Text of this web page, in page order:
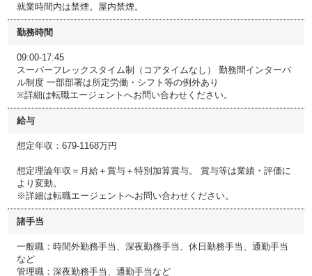
就業時間内は禁煙。屋内禁煙。
勤務時間
09:00-17:45
スーパーフレックスタイム制（コアタイムなし） 勤務間インターバ
ル制度 一部部署は所定労働・シフト等の例外あり
※詳細は転職エージェントへお問い合わせください。
給与
想定年収：679-1168万円
想定理論年収＝月給＋賞与＋特別加算賞与。 賞与等は業績・評価に
より変動。
※詳細は転職エージェントへお問い合わせください。
諸手当
一般職：時間外勤務手当、深夜勤務手当、休日勤務手当、通勤手当
など
管理職：深夜勤務手当、通勤手当など